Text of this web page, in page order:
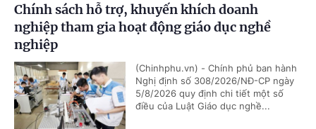
Chính sách hỗ trợ, khuyến khích doanh
nghiệp tham gia hoạt động giáo dục nghề
nghiệp
(Chinhphu.vn) - Chính phủ ban hành
Nghị định số 308/2026/NĐ-CP ngày
5/8/2026 quy định chi tiết một số
điều của Luật Giáo dục nghề...